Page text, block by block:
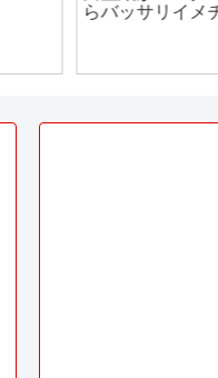
【絶望】アニメ「リゼ